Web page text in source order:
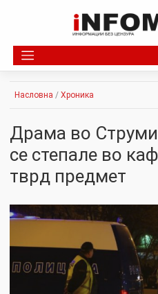
Насловна / Хроника
Драма во
се степале во
тврд предмет